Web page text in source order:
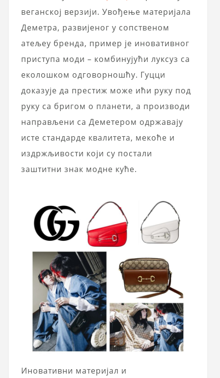
веганској верзији. Увођење материјала
Деметра, развијеног у сопственом
атељеу бренда, пример је иновативног
приступа моди – комбинујући луксуз са
еколошком одговорношћу. Гуцци
доказује да престиж може ићи руку под
руку са бригом о планети, а производи
направљени са Деметером одржавају
исте стандарде квалитета, мекоће и
издржљивости који су постали
заштитни знак модне куће.
Иновативни материјал и